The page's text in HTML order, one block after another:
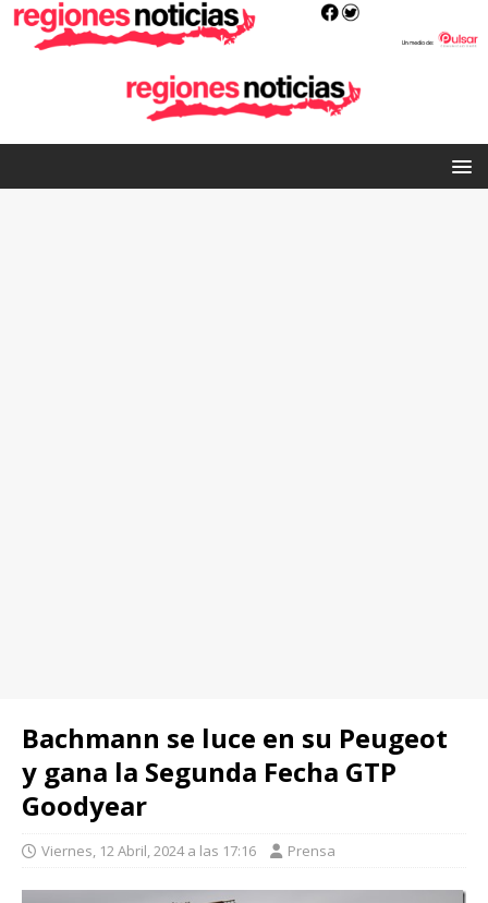
Bachmann se luce en su Peugeot
y gana la Segunda Fecha GTP
Goodyear
Viernes, 12 Abril, 2024 a las 17:16 Prensa